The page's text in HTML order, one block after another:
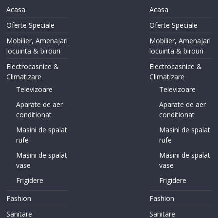
Acasa
Oferte Speciale
Mobilier, Amenajari
locuinta & birouri
Electrocasnice &
Climatizare
Televizoare
Aparate de aer
conditionat
Masini de spalat
rufe
Masini de spalat
vase
Frigidere
Fashion
Sanitare
Acasa
Oferte Speciale
Mobilier, Amenajari
locuinta & birouri
Electrocasnice &
Climatizare
Televizoare
Aparate de aer
conditionat
Masini de spalat
rufe
Masini de spalat
vase
Frigidere
Fashion
Sanitare